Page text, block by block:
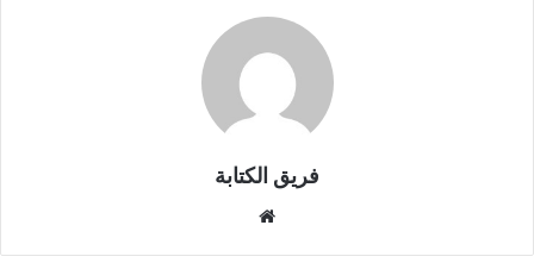
فريق الكتابة